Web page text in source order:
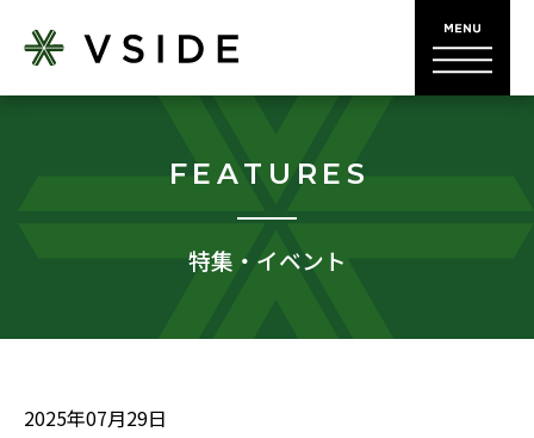
FEATURES
特集・イベント
2025年07月29日